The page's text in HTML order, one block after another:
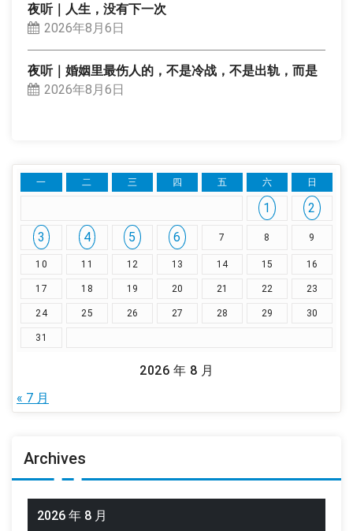
夜听｜人生，没有下一次
2026年8月6日
夜听｜婚姻里最伤人的，不是冷战，不是出轨，而是
2026年8月6日
2026 年 8 月
一 二 三 四 五 六 日
1
2
3
4 5 6 7 8 9
10 11 12 13 14 15 16
17 18 19 20 21 22 23
24 25 26 27 28 29 30
31
« 7 月
Archives
2026 年 8 月